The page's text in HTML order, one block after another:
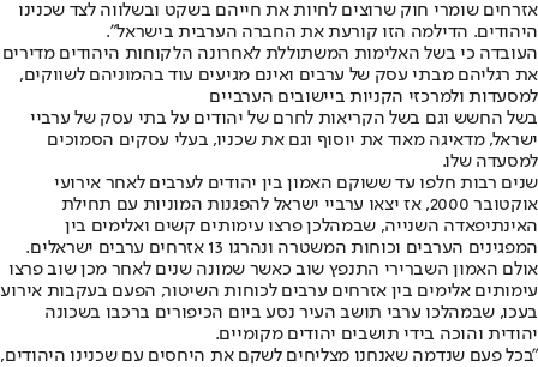
אזרחים שומרי חוק שרוצים לחיות את חייהם בשקט ובשלווה לצד שכנינו
היהודים. הדילמה הזו קורעת את החברה הערבית בישראל".
העובדה כי בשל האלימות המשתוללת לאחרונה הלקוחות היהודים מדירים
את רגליהם מבתי עסק של ערבים ואינם מגיעים עוד בהמוניהם לשווקים,
למסעדות ולמרכזי הקניות ביישובים הערביים
בשל החשש וגם בשל הקריאות לחרם של יהודים על בתי עסק של ערביי
ישראל, מדאיגה מאוד את יוסוף וגם את שכניו, בעלי עסקים הסמוכים
למסעדה שלו.
שנים רבות חלפו עד ששוקם האמון בין יהודים לערבים לאחר אירועי
אוקטובר 2000, אז יצאו ערביי ישראל להפגנות המוניות עם תחילת
האינתיפאדה השנייה, שבמהלכן פרצו עימותים קשים ואלימים בין
המפגינים הערבים וכוחות המשטרה ונהרגו 13 אזרחים ערבים ישראלים.
אולם האמון השברירי התנפץ שוב כאשר שמונה שנים לאחר מכן שוב פרצו
עימותים אלימים בין אזרחים ערבים לכוחות השיטור, הפעם בעקבות אירוע
בעכו, שבמהלכו ערבי תושב העיר נסע ביום הכיפורים ברכבו בשכונה
יהודית והוכה בידי תושבים יהודים מקומיים.
"בכל פעם שנדמה שאנחנו מצליחים לשקם את היחסים עם שכנינו היהודים,